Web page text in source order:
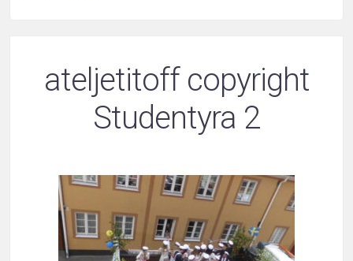
ateljetitoff copyright
Studentyra 2